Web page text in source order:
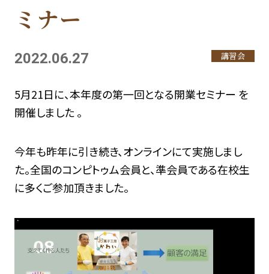
ミナー
2022.06.27 講習会
5月21日に、本年度の第一回となる開業セミナー を
開催しました 。
今年も昨年に引き続き、オンラインにて実施しまし
た。全国のコンピトゥム会員と、準会員である在校生
に多くご参加頂きました。